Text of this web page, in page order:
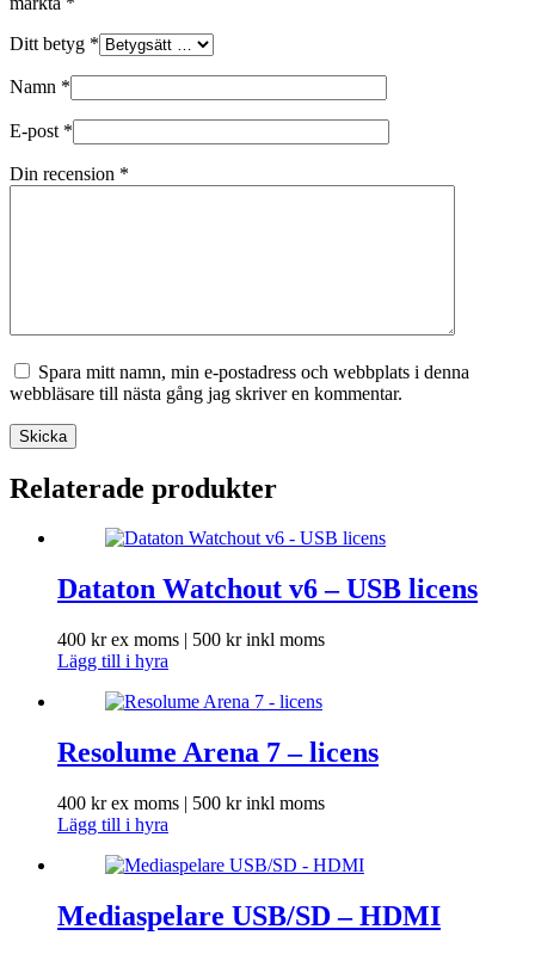
Ditt betyg *
Namn *
E-post *
Din recension *
Spara mitt namn, min e-postadress och webbplats i denna
webbläsare till nästa gång jag skriver en kommentar.
Skicka
Relaterade produkter
Dataton Watchout v6 – USB licens
400 krex moms | 500 krinkl moms
Lägg till i hyra
Resolume Arena 7 – licens
400 krex moms | 500 krinkl moms
Lägg till i hyra
Mediaspelare USB/SD – HDMI